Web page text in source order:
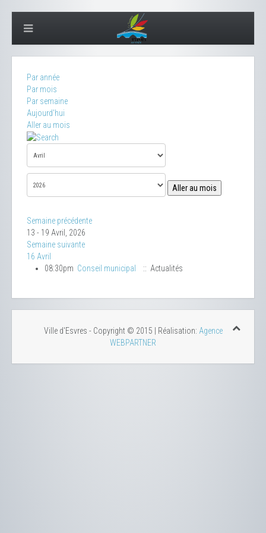
Par année
Par mois
Par semaine
Aujourd'hui
Aller au mois
Aller au mois
Semaine précédente
13 - 19 Avril, 2026
Semaine suivante
16 Avril
08:30pm Conseil municipal :: Actualités
Ville d'Esvres - Copyright © 2015 | Réalisation: Agence
WEBPARTNER